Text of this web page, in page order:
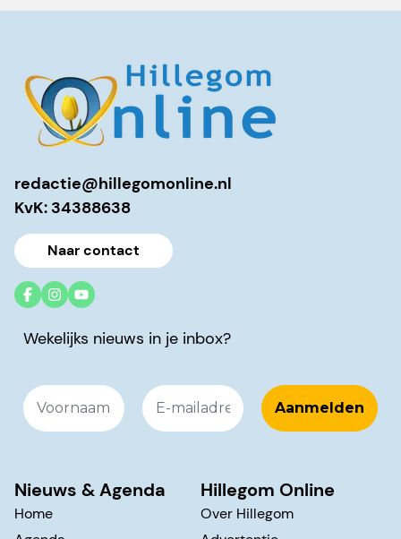
redactie@hillegomonline.nl
KvK: 34388638
Naar contact
Wekelijks nieuws in je inbox?
Nieuws & Agenda
Home
Hillegom Online
Over Hillegom